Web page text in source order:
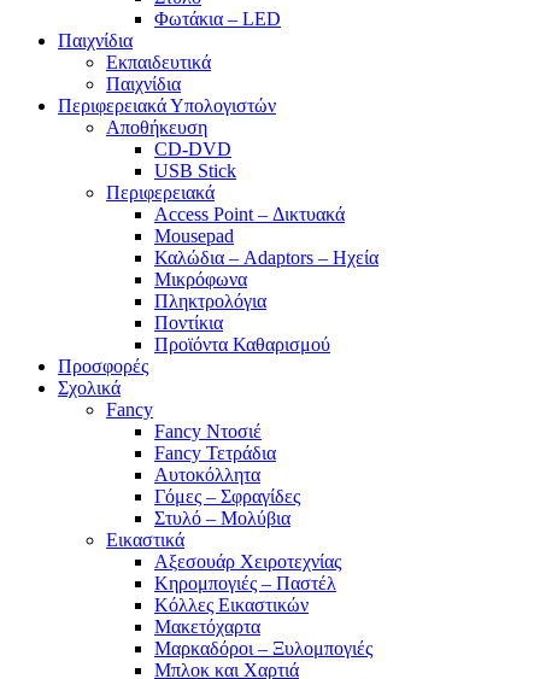
Φωτάκια – LED
Παιχνίδια
Εκπαιδευτικά
Παιχνίδια
Περιφερειακά Υπολογιστών
Αποθήκευση
CD-DVD
USB Stick
Περιφερειακά
Access Point – Δικτυακά
Mousepad
Καλώδια – Adaptors – Ηχεία
Μικρόφωνα
Πληκτρολόγια
Ποντίκια
Προϊόντα Καθαρισμού
Προσφορές
Σχολικά
Fancy
Fancy Ντοσιέ
Fancy Τετράδια
Αυτοκόλλητα
Γόμες – Σφραγίδες
Στυλό – Μολύβια
Εικαστικά
Αξεσουάρ Χειροτεχνίας
Κηρομπογιές – Παστέλ
Κόλλες Εικαστικών
Μακετόχαρτα
Μαρκαδόροι – Ξυλομπογιές
Μπλοκ και Χαρτιά